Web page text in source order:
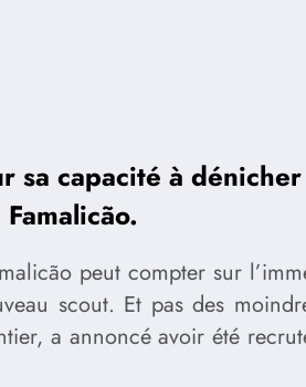
capacité à
peut compter sur
scout. Et pas des
a annoncé avoir été